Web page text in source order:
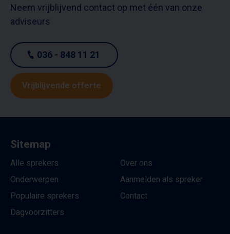
Neem vrijblijvend contact op met één van onze
adviseurs
036 - 848 11 21
Vrijblijvende offerte
Sitemap
Alle sprekers
Onderwerpen
Populaire sprekers
Dagvoorzitters
Over ons
Aanmelden als spreker
Contact